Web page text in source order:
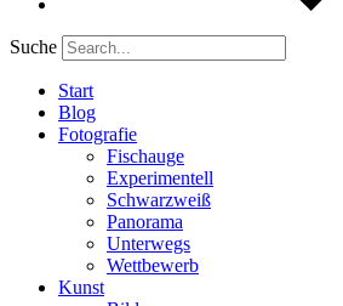
Suche
Start
Blog
Fotografie
Fischauge
Experimentell
Schwarzweiß
Panorama
Unterwegs
Wettbewerb
Kunst